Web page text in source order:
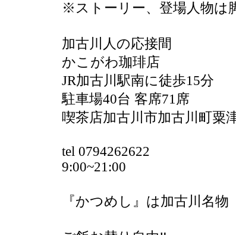
※ストーリー、登場人物は
加古川人の応接間
かこがわ珈琲店
JR加古川駅南に徒歩15分
駐車場40台 客席71席
喫茶店加古川市加古川町粟
tel 0794262622
9:00~21:00
『かつめし』は加古川名物